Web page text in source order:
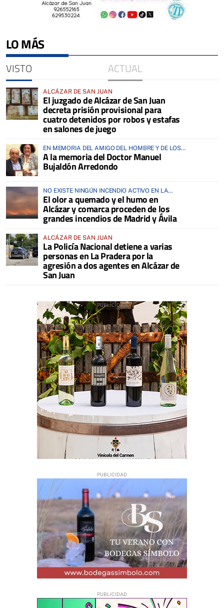
LO MÁS
VISTO ACTUAL
ALCÁZAR DE SAN JUAN
El juzgado de Alcázar de San Juan
decreta prisión provisional para
cuatro detenidos por robos y estafas
en salones de juego
EN MEMORIA DEL AMIGO DEL HOMBRE Y DE LOS
ANIMALES
A la memoria del Doctor Manuel
Bujaldón Arredondo
NO EXISTE NINGÚN INCENDIO ACTIVO EN LA
COMARCA
El olor a quemado y el humo en
Alcázar y comarca proceden de los
grandes incendios de Madrid y Ávila
ALCÁZAR DE SAN JUAN
La Policía Nacional detiene a varias
personas en La Pradera por la
agresión a dos agentes en Alcázar de
San Juan